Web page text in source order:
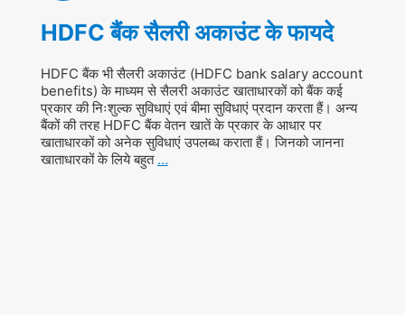
HDFC बैंक सैलरी अकाउंट के फायदे
HDFC बैंक भी सैलरी अकाउंट (HDFC bank salary account
benefits) के माध्यम से सैलरी अकाउंट खाताधारकों को बैंक कई
प्रकार की निःशुल्क सुविधाएं एवं बीमा सुविधाएं प्रदान करता हैं। अन्य
बैंकों की तरह HDFC बैंक वेतन खातें के प्रकार के आधार पर
खाताधारकों को अनेक सुविधाएं उपलब्ध कराता हैं। जिनको जानना
खाताधारकों के लिये बहुत …